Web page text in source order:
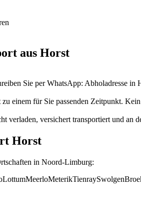
aus Horst
Sie per WhatsApp: Abholadresse
einem für Sie passenden Zeitpunkt.
verladen, versichert transportiert und an
Horst
in Noord-Limburg:
LottumMeerloMeterikTienraySwolgen